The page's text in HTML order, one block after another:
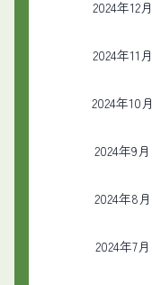
2024年12月
2024年11月
2024年10月
2024年9月
2024年8月
2024年7月